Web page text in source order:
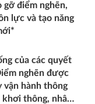
gỡ điểm nghẽn,
lực và tạo năng
của các quyết
nghẽn được
vận hành thông
thông, nhân